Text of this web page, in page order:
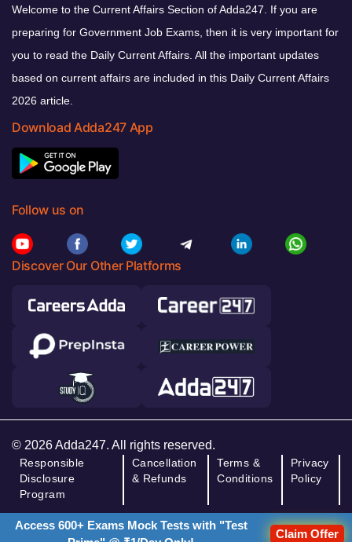
Welcome to the Current Affairs Section of Adda247. If you are
preparing for Government Job Exams, then it is very important for
you to read the Daily Current Affairs. All the important updates
based on current affairs are included in this Daily Current Affairs
2026 article.
Download Adda247 App
Follow us on
Discover Our Other Platforms
© 2026 Adda247. All rights reserved.
Responsible
Disclosure
Program
Cancellation
& Refunds
Terms &
Conditions
Privacy
Policy
Access 600+ Exams Mock Tests with "Test
Claim Offer